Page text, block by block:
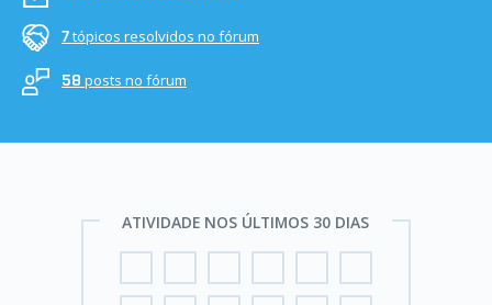
7tópicos resolvidos no fórum
58 posts no fórum
ATIVIDADE NOS ÚLTIMOS 30 DIAS